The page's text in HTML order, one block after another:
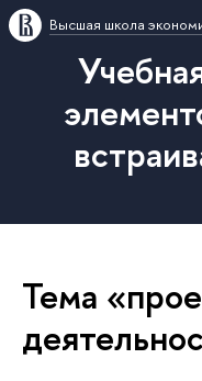
Высшая школа
Тема